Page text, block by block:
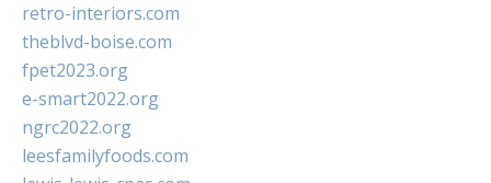
retro-interiors.com
theblvd-boise.com
fpet2023.org
e-smart2022.org
ngrc2022.org
leesfamilyfoods.com